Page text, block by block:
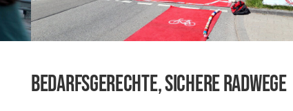
Bedarfs­ge­rech­te, siche­re Radwege